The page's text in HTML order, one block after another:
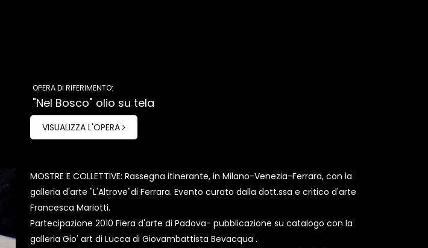
OPERA DI RIFERIMENTO:
"Nel Bosco" olio su tela
VISUALIZZA L'OPERA
MOSTRE E COLLETTIVE: Rassegna itinerante, in Milano-Venezia-Ferrara, con la
galleria d'arte "L'Altrove"di Ferrara. Evento curato dalla dott.ssa e critico d'arte
Francesca Mariotti.
Partecipazione 2010 Fiera d'arte di Padova- pubblicazione su catalogo con la
galleria Gio' art di Lucca di Giovambattista Bevacqua .